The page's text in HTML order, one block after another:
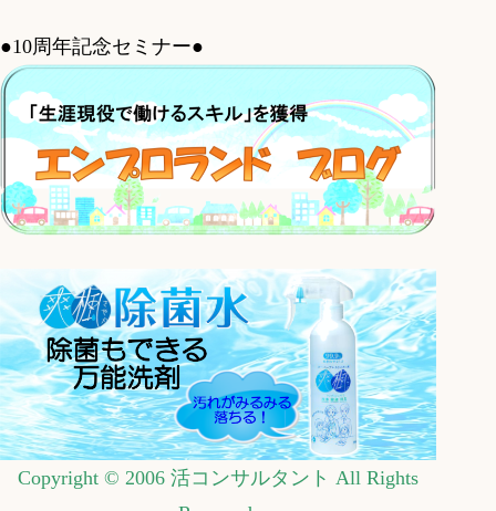
●10周年記念セミナー●
Copyright © 2006 活コンサルタント All Rights